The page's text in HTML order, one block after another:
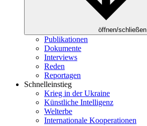
öffnen/schließen
Publikationen
Dokumente
Interviews
Reden
Reportagen
Schnelleinstieg
Krieg in der Ukraine
Künstliche Intelligenz
Welterbe
Internationale Kooperationen